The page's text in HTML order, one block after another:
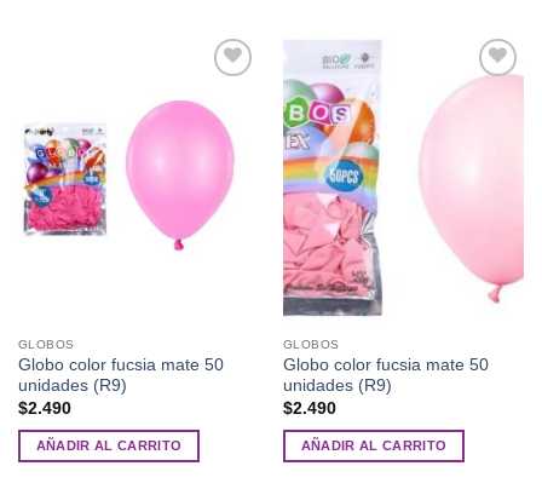
a la
lista de
deseos
GLOBOS
Globo color fucsia mate 50
unidades (R9)
$2.490
AÑADIR AL CARRITO
GLOBOS
Globo color fucsia mate 50
unidades (R9)
$2.490
AÑADIR AL CARRITO